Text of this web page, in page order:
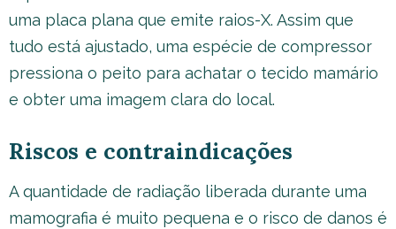
uma placa plana que emite raios-X. Assim que
tudo está ajustado, uma espécie de compressor
pressiona o peito para achatar o tecido mamário
e obter uma imagem clara do local.
Riscos e contraindicações
A quantidade de radiação liberada durante uma
mamografia é muito pequena e o risco de danos é